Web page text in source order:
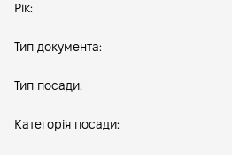
Рік:
Тип документа:
Тип посади:
Категорія посади: